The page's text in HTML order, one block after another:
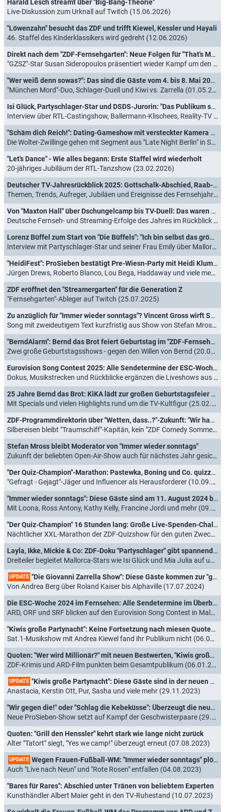
Harald Lesch streamt über "Big-Bang-Theorie"
Live-Diskussion zum Urknall auf Twitch (15.06.2026)
"Löwenzahn" besucht das ZDF und trifft Kiewel, Kessler und Hayali
46. Staffel des Kinderklassikers wird gedreht (12.06.2026)
Direkt nach dem "ZDF-Fernsehgarten": Neue Folgen für "That's My Style"
"GZSZ"-Star Susan Sideropoulos präsentiert wieder Kampf um den besten Modestil (26.05.2026)
"Wer weiß denn sowas?": Das sind die Gäste vom 4. bis 8. Mai 2026
"München Mord"-Duo, Schlager-Duell und Kiwi vs. Zarrella (01.05.2026)
Isi Glück, Partyschlager-Star und DSDS-Jurorin: "Das Publikum spürt schnell, wenn man nicht wirklich dahintersteht"
Interview über RTL-Castingshow, Ballermann-Klischees, Reality-TV und vieles mehr (02.04.2026)
"Schäm dich Reich!": Dating-Gameshow mit versteckter Kamera startet auf ProSieben
Die Wolter-Zwillinge gehen mit Segment aus "Late Night Berlin" in Serie (21.03.2026)
"Let's Dance" - Wie alles begann: Erste Staffel wird wiederholt
20-jähriges Jubiläum der RTL-Tanzshow (23.02.2026)
Deutscher TV-Jahresrückblick 2025: Gottschalk-Abschied, Raab-Sinkflug, "Klar"-Eklat und Wahl-TV XXL
Themen, Trends, Aufreger, Jubiläen und Ereignisse des Fernsehjahres (27.12.2025)
Von "Maxton Hall" über Dschungelcamp bis TV-Duell: Das waren die größten Hits 2025
Deutsche Fernseh- und Streaming-Erfolge des Jahres im Rückblick (25.12.2025)
Lorenz Büffel zum Start von "Die Büffels": "Ich bin selbst das größte Klischee!"
Interview mit Partyschlager-Star und seiner Frau Emily über Mallorca, Vorurteile, "Fernsehgarten" und eigene Doku-Soap (07.08.2025)
"HeidiFest": ProSieben bestätigt Pre-Wiesn-Party mit Heidi Klum - und diesen Gästen
Jürgen Drews, Roberto Blanco, Lou Bega, Haddaway und viele mehr im Münchner Hofbräuhaus (30.07.2025)
ZDF eröffnet den "Streamergarten" für die Generation Z
"Fernsehgarten"-Ableger auf Twitch (25.07.2025)
Zu anzüglich für "Immer wieder sonntags"? Vincent Gross wirft SWR Songverbot vor
Song mit zweideutigem Text kurzfristig aus Show von Stefan Mross gestrichen (16.07.2025)
"BerndAlarm": Bernd das Brot feiert Geburtstag im "ZDF-Fernsehgarten"
Zwei große Geburtstagsshows - gegen den Willen von Bernd (20.06.2025)
Eurovision Song Contest 2025: Alle Sendetermine der ESC-Woche im Überblick
Dokus, Musikstrecken und Rückblicke ergänzen die Liveshows aus Basel (10.05.2025)
25 Jahre Bernd das Brot: KiKA lädt zur großen Geburtstagsfeier ein
Mit Specials und vielen Highlights rund um die TV-Kultfigur (25.02.2025)
ZDF-Programmdirektorin über "Wetten, dass..?"-Zukunft: "Wir haben da durchaus ein paar Ideen"
Silbereisen bleibt "Traumschiff"-Kapitän, kein "ZDF Comedy Sommer" 2025 (22.01.2025)
Stefan Mross bleibt Moderator von "Immer wieder sonntags"
Zukunft der beliebten Open-Air-Show auch für nächstes Jahr gesichert (30.09.2024)
"Der Quiz-Champion"-Marathon: Pastewka, Boning und Co. quizzen 16 Stunden lang
"Gefragt - Gejagt"-Jäger und Influencer als Herausforderer (10.09.2024)
"Immer wieder sonntags": Diese Gäste sind am 11. August 2024 bei Stefan Mross
Mit Loona, Ross Antony, Kathy Kelly, Francine Jordi und mehr (09.08.2024)
"Der Quiz-Champion" 16 Stunden lang: Große Live-Spenden-Challenge angekündigt
Nächtlicher XXL-Marathon der ZDF-Quizshow für den guten Zweck (06.08.2024)
Layla, Ikke, Mickie & Co: ZDF-Doku "Partyschlager" gibt spannende Einblicke in unterschätztes Multi-Millionen-Business
Dreiteiler begleitet Mallorca-Stars wie Isi Glück und Mia Julia auf und abseits der Bühne (03.08.2024)
UPDATE "Die Giovanni Zarrella Show": Diese Gäste kommen zur "großen Sommerparty"
Von Andrea Berg über Roland Kaiser bis Alphaville (17.07.2024)
Die ESC-Woche 2024 im Fernsehen: Alle Sendetermine im Überblick
ARD, ORF und SRF blicken auf den Eurovision Song Contest in Malmö (04.05.2024)
"Kiwis große Partynacht": Keine Fortsetzung nach miesen Quoten geplant
Sat.1-Musikshow mit Andrea Kiewel fand ihr Publikum nicht (06.03.2024)
Quoten: "Wer wird Millionär?" mit neuen Bestwerten, "Kiwis große Partynacht" geht baden
ZDF-Krimis und ARD-Film punkten beim Gesamtpublikum (06.01.2024)
UPDATE "Kiwis große Partynacht": Diese Gäste sind in der neuen Sat.1-Show von Andrea Kiewel dabei
Anastacia, Kerstin Ott, Pur, Sasha und viele mehr (29.11.2023)
"Wir gegen die!" oder "Schlag die Kebeküsse": Überzeugt die neue Geschwister-Spielshow mit Carolin Kebekus?
Neue ProSieben-Show setzt auf Kampf der Geschwisterpaare (29.08.2023)
Quoten: "Grill den Henssler" kehrt stark wie lange nicht zurück
Alter "Tatort" siegt, "Yes we camp!" überzeugt erneut (07.08.2023)
UPDATE Wegen Frauen-Fußball-WM: "Immer wieder sonntags" plötzlich nachmittags
Auch "Live nach Neun" und "Rote Rosen" entfallen (04.08.2023)
"Bares für Rares": Abschied unter Tränen von beliebtem Experten
Kunsthändler Albert Maier geht in den TV-Ruhestand (10.07.2023)